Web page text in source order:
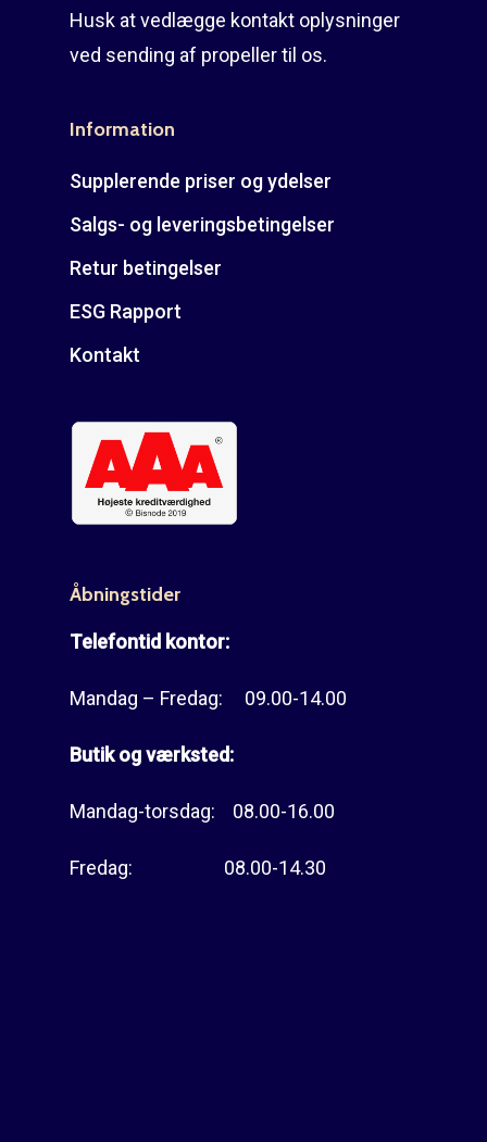
Husk at vedlægge kontakt oplysninger
ved sending af propeller til os.
Information
Supplerende priser og ydelser
Salgs- og leveringsbetingelser
Retur betingelser
ESG Rapport
Kontakt
Åbningstider
Telefontid kontor:
Mandag – Fredag: 09.00-14.00
Butik og værksted:
Mandag-torsdag: 08.00-16.00
Fredag: 08.00-14.30
Er min propel højre
Rudes Propeller